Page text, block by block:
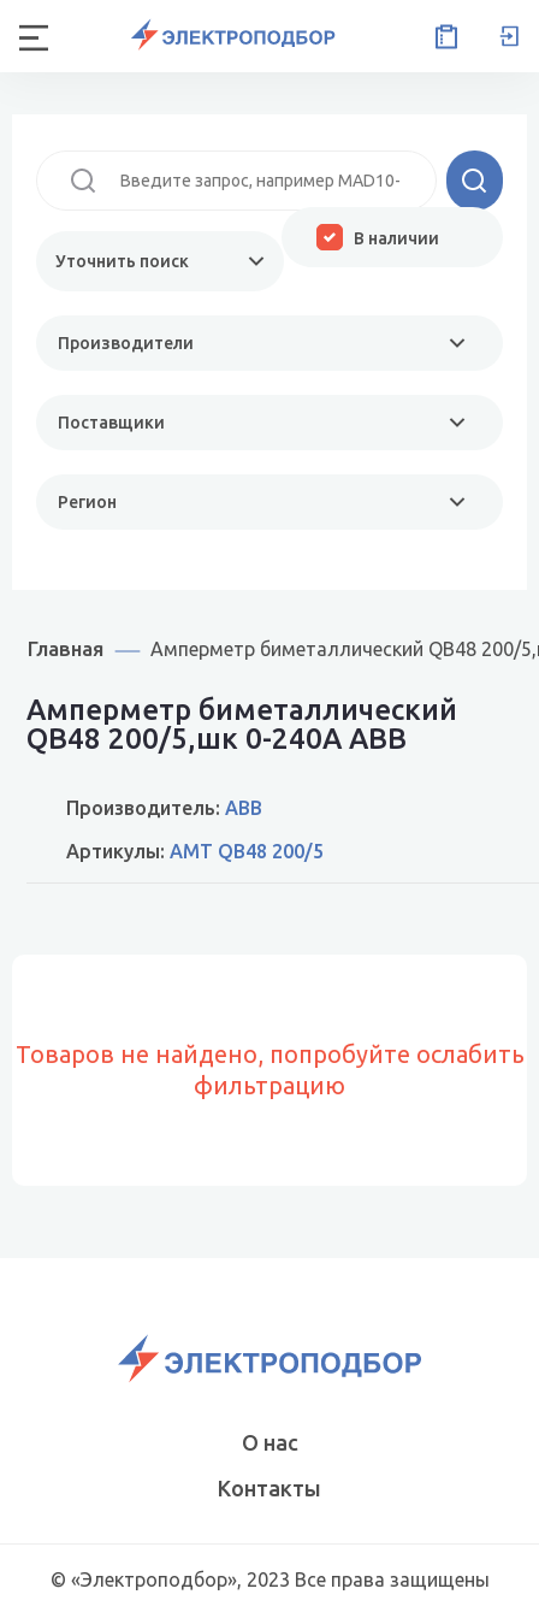
Уточнить поиск
Производители
Поставщики
Регион
В наличии
Главная Амперметр биметаллический QB48 200/
Амперметр биметаллический
QB48 200/5,шк 0-240A ABB
Производитель: ABB
Артикулы: AMT QB48 200/5
Товаров не найдено, попробуйте ослабить
фильтрацию
О нас
Контакты
© «Электроподбор», 2023 Все права защищены